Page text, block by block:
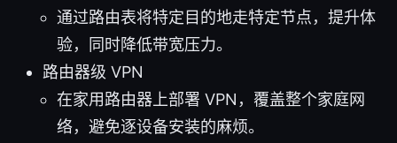
通过路由表将特定目的地走特定节点，提升体
验，同时降低带宽压力。
路由器级 VPN
在家用路由器上部署 VPN，覆盖整个家庭网
络，避免逐设备安装的麻烦。